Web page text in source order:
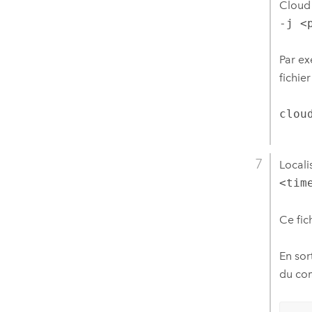
-j
Par
Ce
En
du